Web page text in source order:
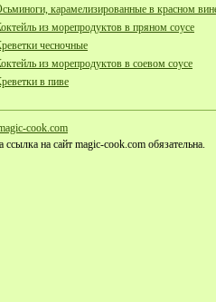
карамелизированные в красном
из морепродуктов в пряном соусе
чесночные
из морепродуктов в соевом соусе
в пиве
cook.com
на сайт magic-cook.com обязательна.